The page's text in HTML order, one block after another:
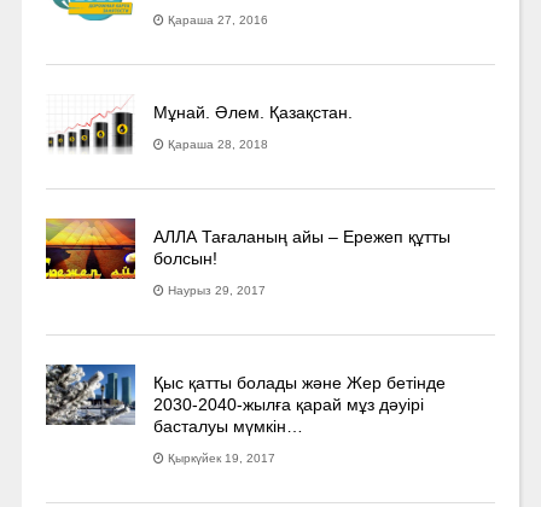
Қараша 27, 2016
Мұнай. Әлем. Қазақстан.
Қараша 28, 2018
АЛЛА Тағаланың айы – Ережеп құтты
болсын!
Наурыз 29, 2017
Қыс қатты болады және Жер бетінде
2030-2040­-жылға қарай мұз дәуірі
басталуы мүмкін…
Қыркүйек 19, 2017